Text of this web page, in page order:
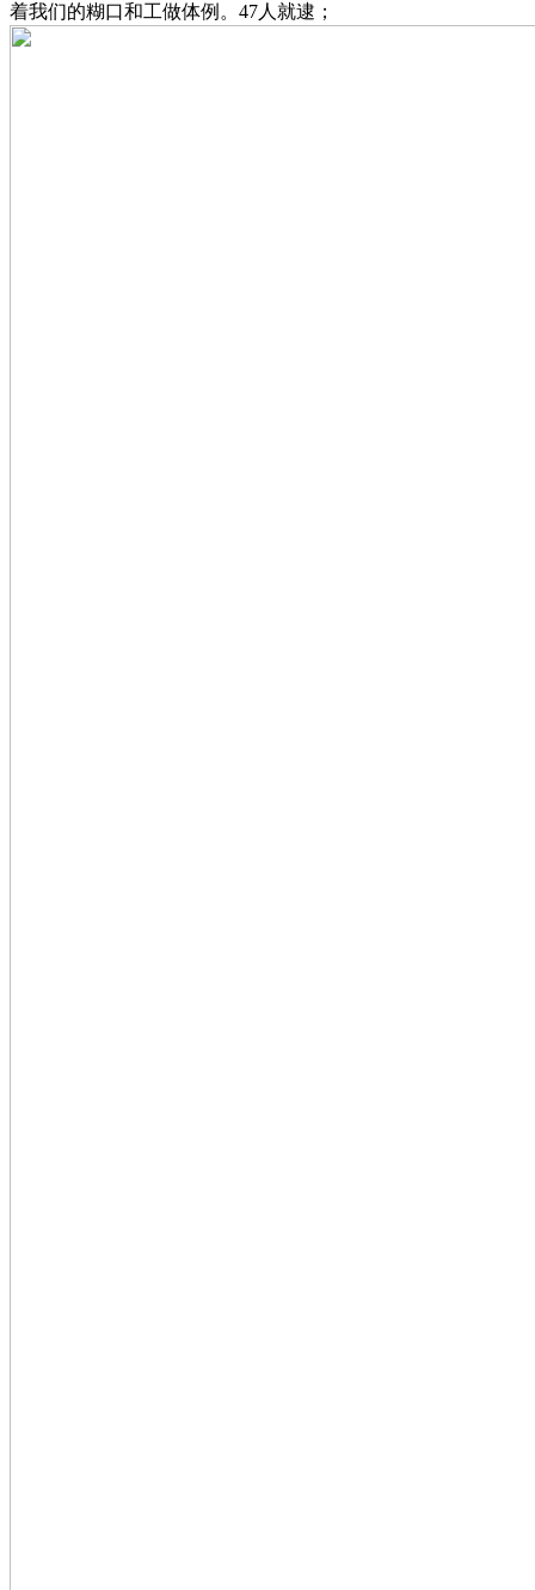
着我们的糊口和工做体例。47人就逮；